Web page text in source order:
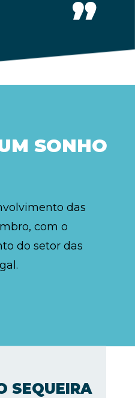
SONHO
das
com o
do setor das
SEQUEIRA